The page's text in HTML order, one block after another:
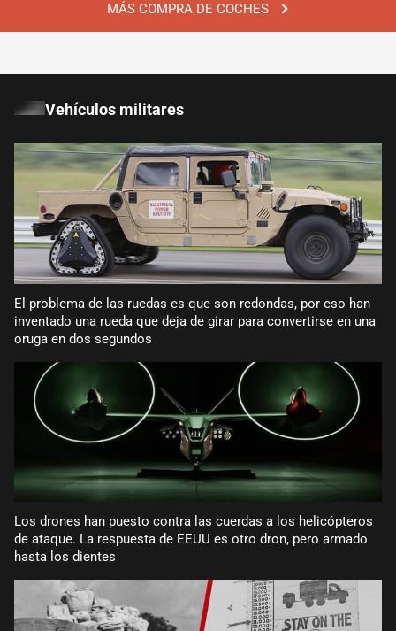
MÁS COMPRA DE COCHES
Vehículos militares
El problema de las ruedas es que son redondas, por eso han
inventado una rueda que deja de girar para convertirse en una
oruga en dos segundos
Los drones han puesto contra las cuerdas a los helicópteros
de ataque. La respuesta de EEUU es otro dron, pero armado
hasta los dientes